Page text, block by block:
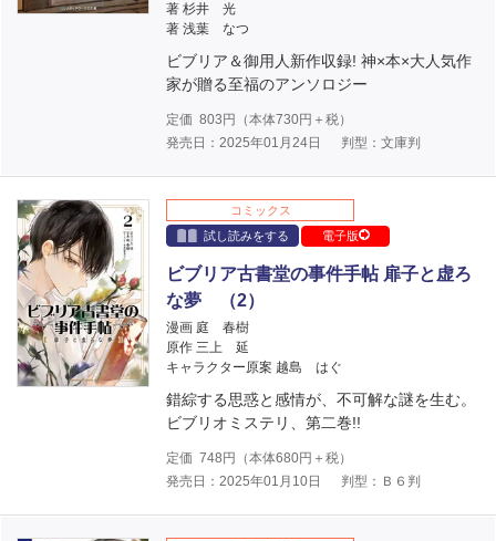
著 杉井 光
著 浅葉 なつ
ビブリア＆御用人新作収録! 神×本×大人気作
家が贈る至福のアンソロジー
定価 803 円（本体730円＋税）
発売日：2025年01月24日
判型：文庫判
コミックス
試し読みをする
電子版
ビブリア古書堂の事件手帖 扉子と虚ろ
な夢 （2）
漫画 庭 春樹
原作 三上 延
キャラクター原案 越島 はぐ
錯綜する思惑と感情が、不可解な謎を生む。
ビブリオミステリ、第二巻!!
定価 748 円（本体680円＋税）
発売日：2025年01月10日
判型：Ｂ６判